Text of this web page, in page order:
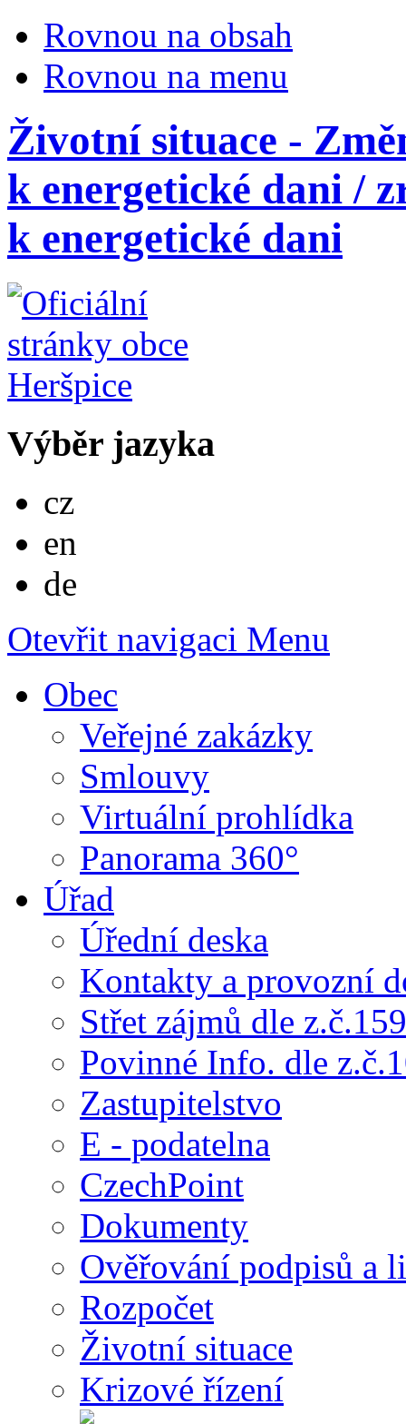
Rovnou na obsah
Rovnou na menu
Životní situace -
k energetické dani /
k energetické dani
Výběr jazyka
cz
en
de
Otevřit navigaci Menu
Obec
Veřejné zakázky
Smlouvy
Virtuální prohlídka
Panorama 360°
Úřad
Úřední deska
Kontakty a provozní
Střet zájmů dle
Povinné Info. dle
Zastupitelstvo
E - podatelna
CzechPoint
Dokumenty
Ověřování podpisů a
Rozpočet
Životní situace
Krizové řízení